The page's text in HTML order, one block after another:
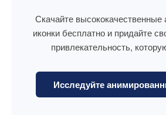
Скачайте
иконки бесплатно и придайте
привлекательность,
Исследуйте